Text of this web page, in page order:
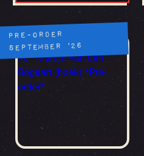
PRE-ORDER
SEPTEMBER '26